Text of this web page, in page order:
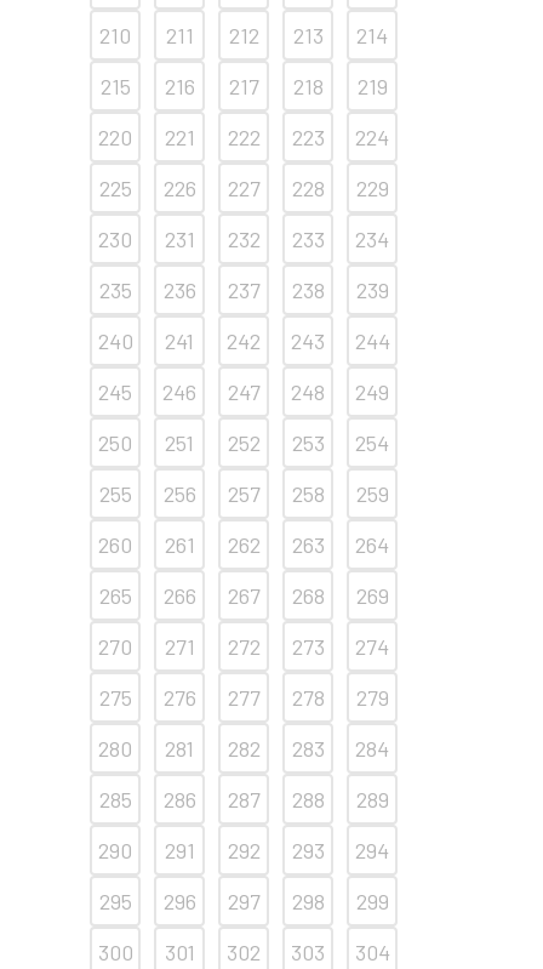
210
211 212 213
214
215
216 217 218
219
220
221 222 223
224
225
226 227 228
229
230
231 232 233
234
235
236 237 238
239
240
241 242 243
244
245
246 247 248
249
250
251 252 253
254
255
256 257 258
259
260
261 262 263
264
265
266 267 268
269
270
271 272 273
274
275
276 277 278
279
280
281 282 283
284
285
286 287 288
289
290
291 292 293
294
295
296 297 298
299
300
301 302 303
304